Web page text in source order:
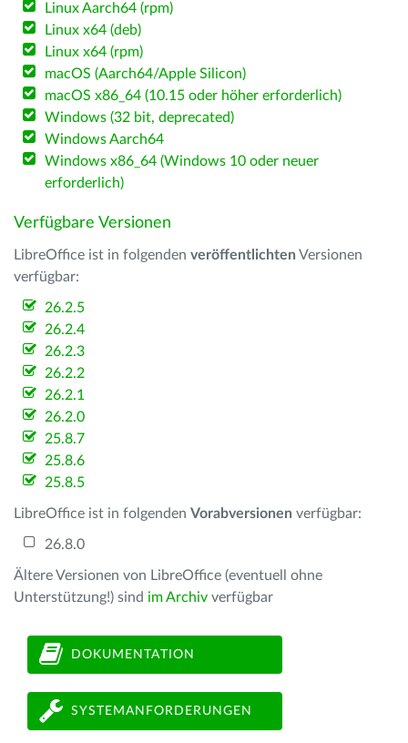
Linux Aarch64 (rpm)
Linux x64 (deb)
Linux x64 (rpm)
macOS (Aarch64/Apple Silicon)
macOS x86_64 (10.15 oder höher erforderlich)
Windows (32 bit, deprecated)
Windows Aarch64
Windows x86_64 (Windows 10 oder neuer
erforderlich)
Verfügbare Versionen
LibreOffice ist in folgenden veröffentlichten Versionen
verfügbar:
26.2.5
26.2.4
26.2.3
26.2.2
26.2.1
26.2.0
25.8.7
25.8.6
25.8.5
LibreOffice ist in folgenden Vorabversionen verfügbar:
26.8.0
Ältere Versionen von LibreOffice (eventuell ohne
Unterstützung!) sind im Archiv verfügbar
DOKUMENTATION
SYSTEMANFORDERUNGEN